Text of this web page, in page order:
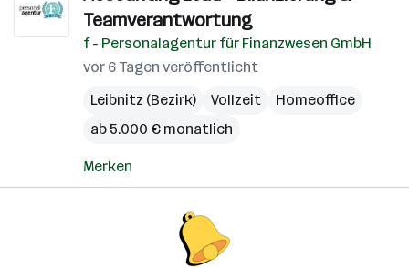
Teamverantwortung
f - Personalagentur für Finanzwesen GmbH
vor 6 Tagen veröffentlicht
Leibnitz (Bezirk)
Vollzeit
Homeoffice
ab 5.000 € monatlich
Merken